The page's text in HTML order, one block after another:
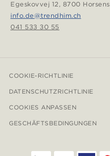
Egeskovvej 12, 8700 Horsens
info.de@trendhim.ch
041 533 30 55
COOKIE-RICHTLINIE
DATENSCHUTZRICHTLINIE
COOKIES ANPASSEN
GESCHÄFTSBEDINGUNGEN